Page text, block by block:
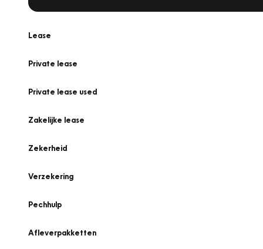
Lease
Private lease
Private lease used
Zakelijke lease
Zekerheid
Verzekering
Pechhulp
Afleverpakketten